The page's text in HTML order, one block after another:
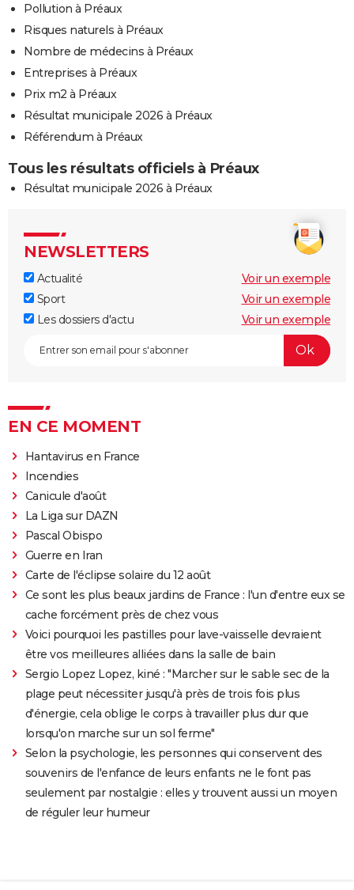
Pollution à Préaux
Risques naturels à Préaux
Nombre de médecins à Préaux
Entreprises à Préaux
Prix m2 à Préaux
Résultat municipale 2026 à Préaux
Référendum à Préaux
Tous les résultats officiels à Préaux
Résultat municipale 2026 à Préaux
NEWSLETTERS
Actualité
Voir un exemple
Sport
Voir un exemple
Les dossiers d'actu
Voir un exemple
EN CE MOMENT
Hantavirus en France
Incendies
Canicule d'août
La Liga sur DAZN
Pascal Obispo
Guerre en Iran
Carte de l'éclipse solaire du 12 août
Ce sont les plus beaux jardins de France : l'un d'entre eux se
cache forcément près de chez vous
Voici pourquoi les pastilles pour lave-vaisselle devraient
être vos meilleures alliées dans la salle de bain
Sergio Lopez Lopez, kiné : "Marcher sur le sable sec de la
plage peut nécessiter jusqu'à près de trois fois plus
d'énergie, cela oblige le corps à travailler plus dur que
lorsqu'on marche sur un sol ferme"
Selon la psychologie, les personnes qui conservent des
souvenirs de l'enfance de leurs enfants ne le font pas
seulement par nostalgie : elles y trouvent aussi un moyen
de réguler leur humeur